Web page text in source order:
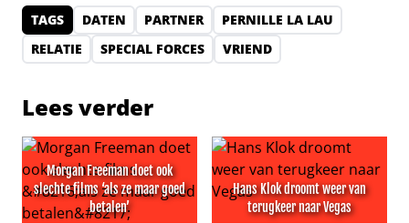
TAGS DATEN PARTNER
PERNILLE LA LAU
RELATIE
SPECIAL FORCES VRIEND
Lees verder
Morgan Freeman doet ook
slechte films ‘als ze maar goed
betalen’
Hans Klok droomt weer van
terugkeer naar Vegas